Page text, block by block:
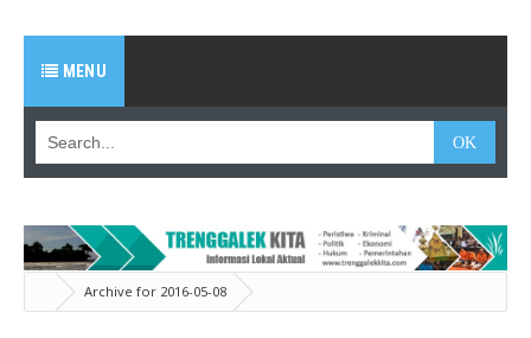
MENU
Archive for 2016-05-08